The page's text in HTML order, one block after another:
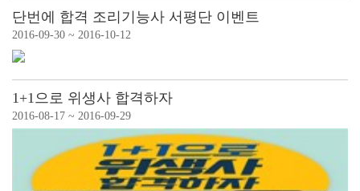
단번에 합격 조리기능사 서평단 이벤트
2016-09-30 ~ 2016-10-12
1+1으로 위생사 합격하자
2016-08-17 ~ 2016-09-29